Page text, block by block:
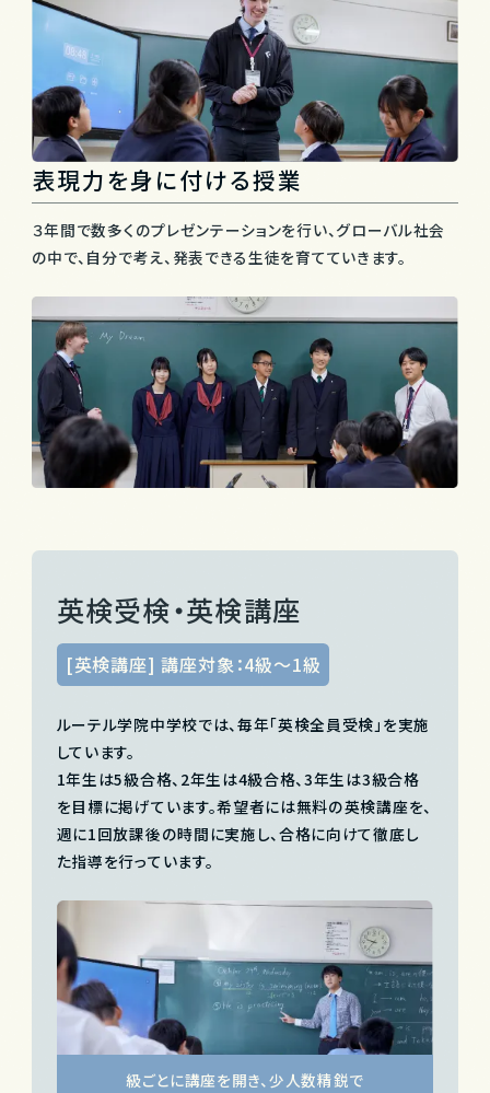
表現力を身に付ける授業
３年間で数多くのプレゼンテーションを行い、 グローバル社会
の中で、自分で考え、発表できる生徒を育てていきます。
英検受検・英検講座
[英検講座] 講座対象：4級～1級
ルーテル学院中学校では、毎年「英検全員受検」を実施
しています。
1年生は5級合格、2年生は4級合格、3年生は3級合格
を目標に掲げています。希望者には無料の英検講座を、
週に1回放課後の時間に実施し、合格に向けて徹底し
た指導を行っています。
級ごとに講座を開き、少人数精鋭で